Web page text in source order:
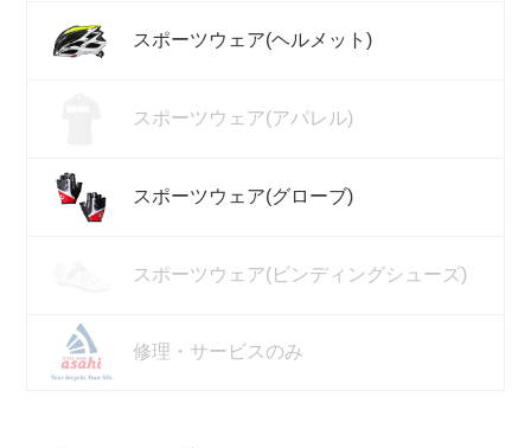
スポーツウェア(ヘルメット)
スポーツウェア(アパレル)
スポーツウェア(グローブ)
スポーツウェア(ビンディングシューズ)
修理・サービスのみ